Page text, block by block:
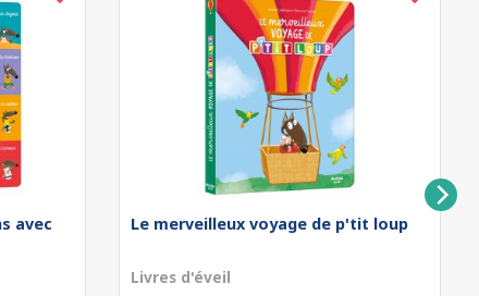
avec
Le merveilleux voyage de p'tit loup
Livres d'éveil